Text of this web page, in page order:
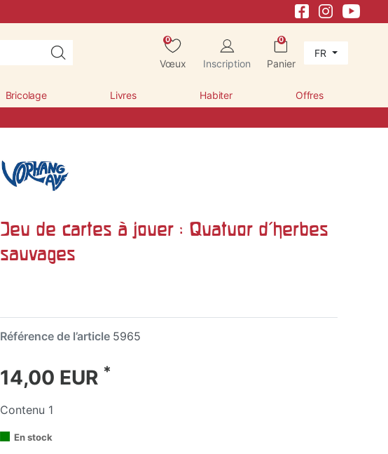
0
Vœux Inscription
0
Panier
FR
Bricolage Livres Habiter Offres
Jeu de cartes à jouer : Quatuor d'herbes
sauvages
Référence de l’article 5965
14,00 EUR *
Contenu 1
En stock